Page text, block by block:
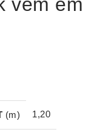
(m) 1,20